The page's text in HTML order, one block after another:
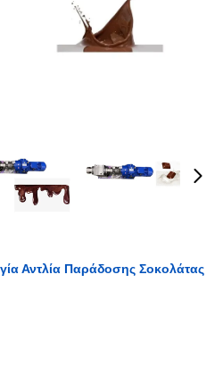
Αντλία Παράδοσης Σοκολάτας